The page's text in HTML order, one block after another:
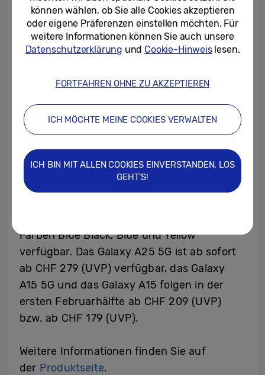
Smartphones mit einer microSD-Karte um
bis zu 1 TB erweitern.
Alle Smartphones der Galaxy A-Serie
klaren Design und bringen Farbe in den
Alltag: Von Yellow über Blue bis hin zu Blue
Black ist für jeden Geschmack etwas
Farben Blue Black, Blue und Yellow
verfügbar. Das Galaxy A25 5G ist ab sofort
ab CHF 279 (UVP) verfügbar, das Galaxy
A15 5G und das Galaxy A15 folgen in der
ersten Februarhälfte ab CHF 209 (UVP)
bzw. ab CHF 179 (UVP).
Weitere Informationen finden Sie auf
der Produktseite.
können wählen, ob Sie alle Cookies akzeptieren
oder eigene Präferenzen einstellen möchten. Für
weitere Informationen können Sie auch unsere
Datenschutzerklärung und Cookie-Hinweislesen.
FORTFAHREN OHNE ZU AKZEPTIEREN
ICH MÖCHTE MEINE COOKIES VERWALTEN
ICH BIN MIT ALLEN COOKIES EINVERSTANDEN, LOS
GEHT'S!